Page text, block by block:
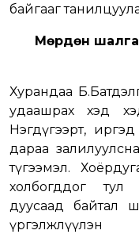
байгааг
Мөрдөн
Хурандаа
удаашрах хэд
Нэгдүгээрт,
дараа
түгээмэл.
холбогддог
дуусаад байтал